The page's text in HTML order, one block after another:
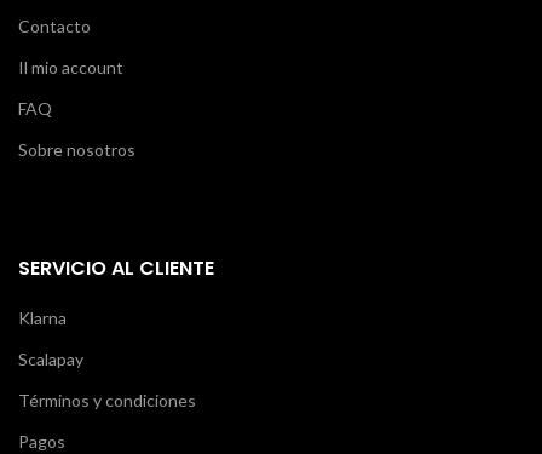
Contacto
Il mio account
FAQ
Sobre nosotros
SERVICIO AL CLIENTE
Klarna
Scalapay
Términos y condiciones
Pagos